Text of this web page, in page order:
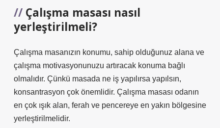
Çalışma masası nasıl
yerleştirilmeli?
Çalışma masanızın konumu, sahip olduğunuz alana ve
çalışma motivasyonunuzu artıracak konuma bağlı
olmalıdır. Çünkü masada ne iş yapılırsa yapılsın,
konsantrasyon çok önemlidir. Çalışma masası odanın
en çok ışık alan, ferah ve pencereye en yakın bölgesine
yerleştirilmelidir.